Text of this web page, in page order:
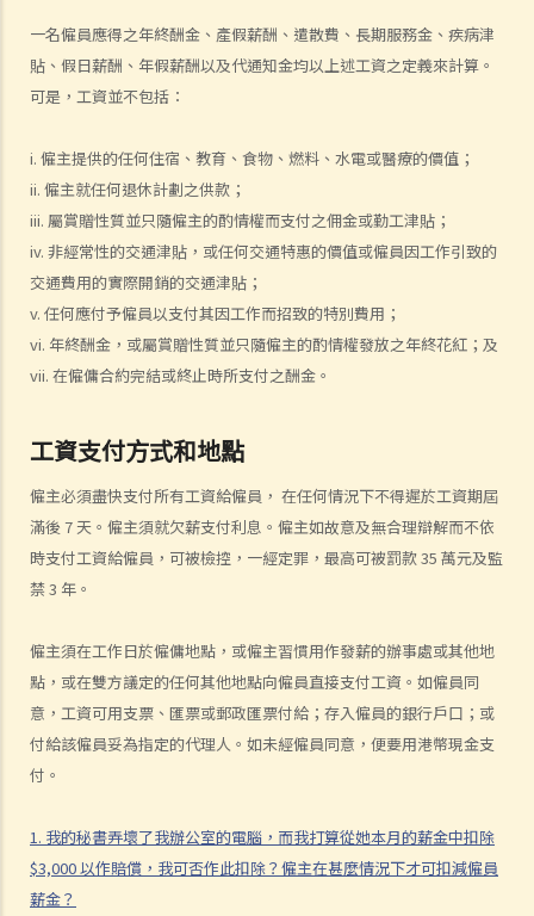
一名僱員應得之年終酬金、產假薪酬、遣散費、長期服務金、疾病津
貼、假日薪酬、年假薪酬以及代通知金均以上述工資之定義來計算。
可是，工資並不包括：
i. 僱主提供的任何住宿、教育、食物、燃料、水電或醫療的價值；
ii. 僱主就任何退休計劃之供款；
iii. 屬賞贈性質並只隨僱主的酌情權而支付之佣金或勤工津貼；
iv. 非經常性的交通津貼，或任何交通特惠的價值或僱員因工作引致的
交通費用的實際開銷的交通津貼；
v. 任何應付予僱員以支付其因工作而招致的特別費用；
vi. 年終酬金，或屬賞贈性質並只隨僱主的酌情權發放之年終花紅；及
vii. 在僱傭合約完結或終止時所支付之酬金。
工資支付方式和地點
僱主必須盡快支付所有工資給僱員， 在任何情況下不得遲於工資期屆
滿後 7 天。僱主須就欠薪支付利息。僱主如故意及無合理辯解而不依
時支付工資給僱員，可被檢控，一經定罪，最高可被罰款 35 萬元及監
禁 3 年。
僱主須在工作日於僱傭地點，或僱主習慣用作發薪的辦事處或其他地
點，或在雙方議定的任何其他地點向僱員直接支付工資。如僱員同
意，工資可用支票、匯票或郵政匯票付給；存入僱員的銀行戶口；或
付給該僱員妥為指定的代理人。如未經僱員同意，便要用港幣現金支
付。
1. 我的秘書弄壞了我辦公室的電腦，而我打算從她本月的薪金中扣除
$3,000 以作賠償，我可否作此扣除？僱主在甚麼情況下才可扣減僱員
薪金？
收到新公司的電郵，表示暫時不能聘用我，其理由是需要引入新投資
5. 資料及紀錄
B. 薪酬
1. 我的秘書弄壞了我辦公室的電腦，而我打算從她本月的薪金中扣除
$3,000 以作賠償，我可否作此扣除？僱主在甚麼情況下才可扣減僱員薪
金？
2. 我上個月的薪金已被拖欠了十天，我的老闆有否觸犯法律？
3. 我已被拖欠了一個月薪金，而老闆告訴我他已無能力支付薪金，他有
否違反僱傭合約？我可否即時終止僱傭合約以及提出索償？
為公司的財政已陷入困境，而公司亦很可能面臨清盤。我能否取回全部
（或部分）薪金？
5. 假如僱主面臨破產 / 清盤，我可以從哪處獲得協助？
6. 如果我上班遲到，我的僱主可以扣除我的工資嗎？
7. 僱主可否單方面減少僱員的工資，安排無薪假，或更改僱傭合約條款
8. 建築及營造行業的總承判商有沒有責任支付次承判商的僱員的工資？
9. 工資是否包括酌情發給的佣金或花紅？
10. 僱主是否必須發放年終雙糧或花紅給僱員？
11. 如何計算年終酬金？我可於何時收取有關的款項？
C. 終止僱傭關係及所需之補償
1. 推定終止僱傭合約
1. 終止固定期限合約